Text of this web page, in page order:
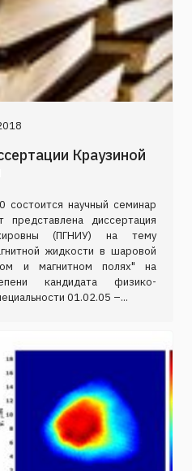
Краузиной
научный семинар
диссертация
(ПГНИУ) на тему
жидкости в шаровой
и магнитном полях" на
кандидата физико-
01.02.05 –...